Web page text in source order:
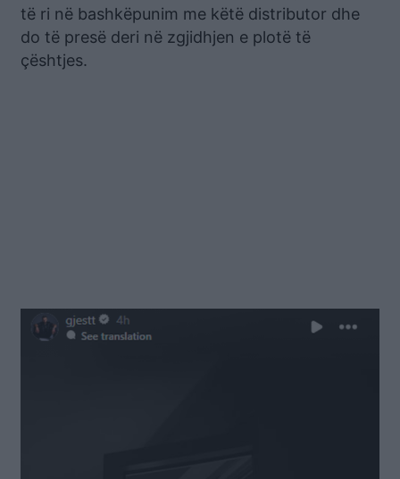
të ri në bashkëpunim me këtë distributor dhe
do të presë deri në zgjidhjen e plotë të
çështjes.